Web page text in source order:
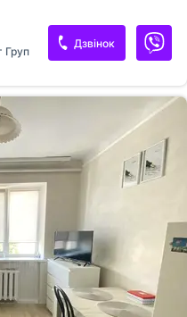
та Голосіївська — усе поруч:
кав’ярні, парк. Район
Кухня — на три родини.
комісії.
Груп
Дзвінок